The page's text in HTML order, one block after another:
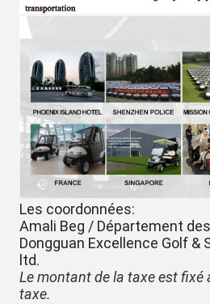
Les coordonnées:
Amali Beg / Département
Dongguan Excellence Golf &
ltd.
Le montant de la taxe est fixé
taxe.